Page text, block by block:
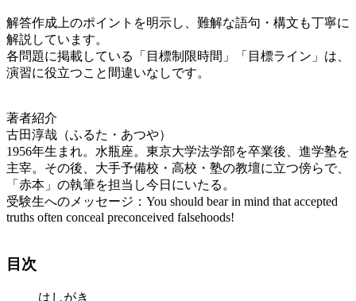
解答作成上のポイントを明示し、難解な語句・構文も丁寧に
解説しています。
各問題に掲載している「目標制限時間」「目標ライン」は、
演習に役立つこと間違いなしです。
著者紹介
古田淳哉（ふるた・あつや）
1956年生まれ。水瓶座。東京大学法学部を卒業後、進学塾を
主宰。その後、大手予備校・高校・塾の教壇に立つ傍らで、
「赤本」の執筆を担当し今日にいたる。
受験生へのメッセージ：You should bear in mind that accepted
truths often conceal preconceived falsehoods!
目次
はしがき